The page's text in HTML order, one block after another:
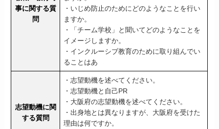
事に関する質
問
・いじめ防止のためにどのようなことを行い
ますか。
・「チーム学校」と聞いてどのようなことを
イメージしますか。
・インクルーシブ教育のために取り組んでい
ることはあ
志望動機に関
する質問
・志望動機を述べてください。
・志望動機と自己PR
・大阪府の志望動機を述べてください。
・出身地とは異なりますが、大阪府を受けた
理由は何ですか。